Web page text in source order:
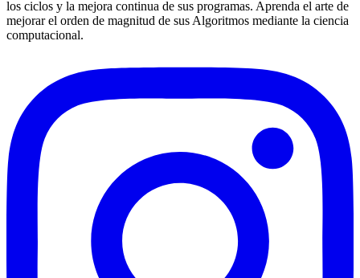
los ciclos y la mejora continua de sus programas. Aprenda el arte de
mejorar el orden de magnitud de sus Algoritmos mediante la ciencia
computacional.